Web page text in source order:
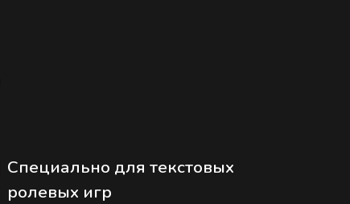
Специально для текстовых
ролевых игр